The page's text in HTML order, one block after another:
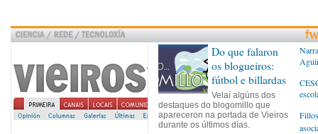
Do que falaron
os blogueiros:
fútbol e billardas
Velaí algúns dos
destaques do blogomillo que
apareceron na portada de Vieiros
durante os últimos días.